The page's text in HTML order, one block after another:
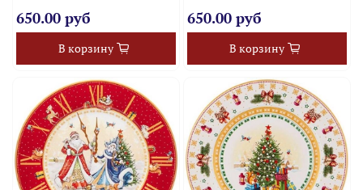
650.00 руб
В корзину
650.00 руб
В корзину